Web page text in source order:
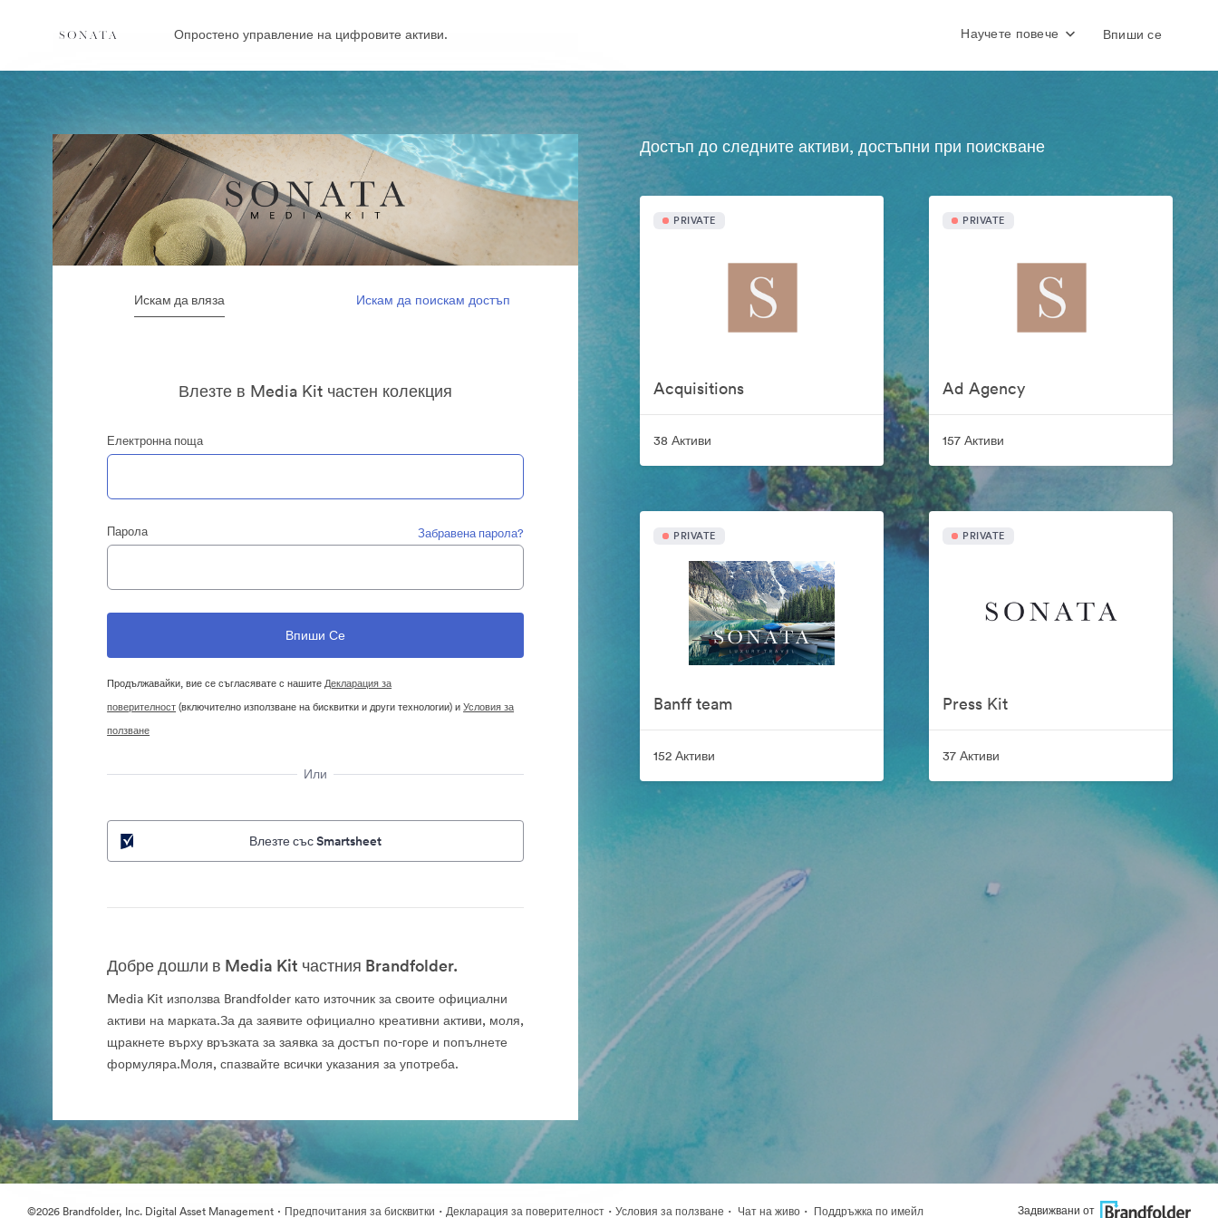
Опростено управление на цифровите активи. Научете повече Впиши се
Искам да вляза Искам да поискам достъп
Влезте в Media Kit частен колекция
Електронна поща
Парола Забравена парола?
Продължавайки, вие се съгласявате с нашитеДекларация за
поверителност(включително използване на бисквитки и други технологии) иУсловия за
ползване
Или
Влезте със Smartsheet
Добре дошли в Media Kit частния Brandfolder.
Media Kit използва Brandfolder като източник за своите официални
активи на марката.За да заявите официално креативни активи, моля,
щракнете върху връзката за заявка за достъп по-горе и попълнете
формуляра.Моля, спазвайте всички указания за употреба.
Достъп до следните активи, достъпни при поискване
PRIVATE
Acquisitions
38 Активи
PRIVATE
Ad Agency
157 Активи
PRIVATE
Banff team
152 Активи
PRIVATE
Press Kit
37 Активи
©2026 Brandfolder, Inc. Digital Asset Management · Предпочитания за бисквитки · Декларация за поверителност · Условия за ползване · Чат на живо · Поддръжка по имейл Задвижвани от